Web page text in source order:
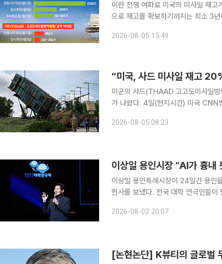
이란 전쟁 여파로 미국의 미사일 재고
으로 재고를 확보하기까지는 최소 3
복수의 소식통을 인용해 사드
2026-08-05 15:49
“미국, 사드 미사일 재고
미군의 사드(THAAD·고고도미사일
가 나왔다. 4일(현지시간) 미국 CNN방송은 복수의 소식통을 인용해 사드 미사일 재고가 80% 소
된 것으로 전해졌다. CNN은 “사드
2026-08-05 08:23
이상일 용인특례시장이 24일간 용인
헌사를 보냈다. 전국 대학 연극인들이 만
학생 연극축제인 '제3회 대한민국 대
2026-08-02 20:07
[논현논단] K뷰티의 글로벌